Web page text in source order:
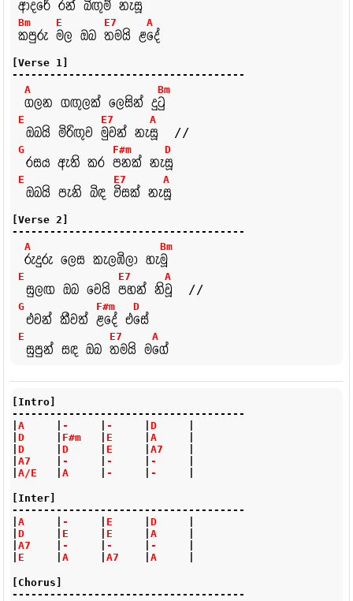
ආදරේ රන් බිඟුම් නැසූ
Bm
කපුරු
E
මල ඔබ
E7
තමයි ළ
A
දේ
[Verse 1]
-------------------------------------
A
ගලන ගඟුලක් ලෙසින් දු
Bm
ටු
E
ඔබයි මිරිඟුව
E7
මුවන් නැ
A
සූ //
G
රසය ඇති කර
F#m
පනක් නැ
D
සූ
E
ඔබයි පැනි බිඳ
E7
විසක් නැ
A
සූ
[Verse 2]
-------------------------------------
A
රුදුරු ලෙස කැලඹිලා හැ
Bm
මූ
E
සුලඟ ඔබ වෙයි
E7
පහන් නි
A
වූ //
G
එවන් කීවත්
F#m
ළදේ එ
D
සේ
E
සුපුන් සඳ ඔබ
E7
තමයි ම
A
ගේ
[Intro]
-------------------------------------
A - - D
D F#m E A
D D E A7
A7 - - -
A/E A - -
[Inter]
-------------------------------------
A - E D
D E E A
A7 - - -
E A A7 A
[Chorus]
-------------------------------------